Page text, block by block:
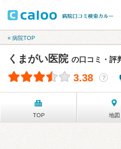
« 病院TOP
くまがい医院 の口コミ・評
3.38 ？
TOP 地図